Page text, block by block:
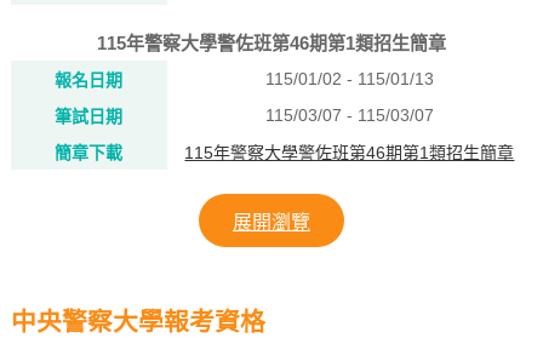
115年警察大學警佐班第46期第1類招生簡章
報名日期
115/01/02 - 115/01/13
筆試日期
115/03/07 - 115/03/07
簡章下載
115年警察大學警佐班第46期第1類招生簡章
展開瀏覽
中央警察大學報考資格